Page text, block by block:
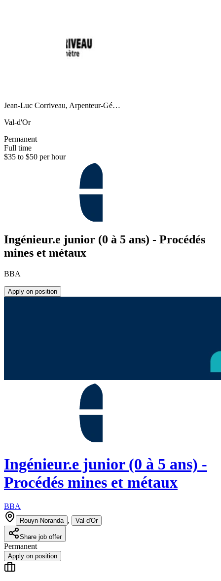
Jean-Luc Corriveau, Arpenteur-Gé…
Val-d'Or
Permanent
Full time
$35 to $50 per hour
Ingénieur.e junior (0 à 5 ans) - Procédés
mines et métaux
BBA
Apply on position
Ingénieur.e junior (0 à 5 ans) -
Procédés mines et métaux
BBA
Rouyn-Noranda , Val-d'Or
Share job offer
Permanent
Apply on position